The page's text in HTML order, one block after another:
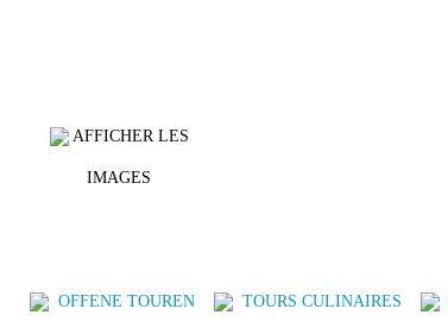
AFFICHER LES
IMAGES
OFFENE TOUREN TOURS CULINAIRES